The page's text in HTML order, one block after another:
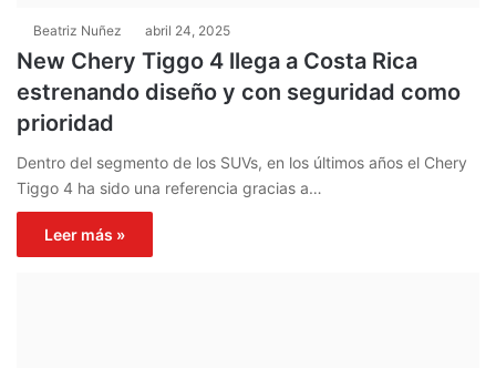
Beatriz Nuñez abril 24, 2025
New Chery Tiggo 4 llega a Costa Rica
estrenando diseño y con seguridad como
prioridad
Dentro del segmento de los SUVs, en los últimos años el Chery
Tiggo 4 ha sido una referencia gracias a…
Leer más »